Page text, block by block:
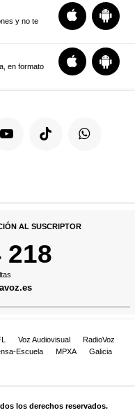
y no te
en formato
AL SUSCRIPTOR
218
Voz Audiovisual
RadioVoz
Escuela MPXA
Galicia
los derechos reservados.